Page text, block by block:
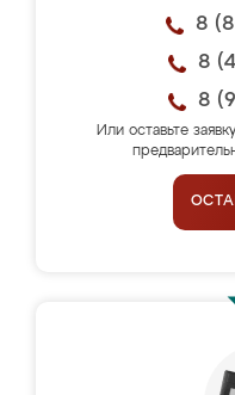
8
8
8
Или оставьте